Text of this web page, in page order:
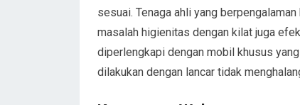
sesuai. Tenaga ahli yang
masalah higienitas dengan kilat juga
diperlengkapi dengan mobil khusus
dilakukan dengan lancar tidak